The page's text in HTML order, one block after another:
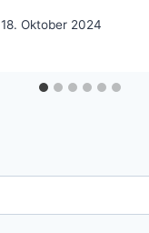
18. Oktober 2024